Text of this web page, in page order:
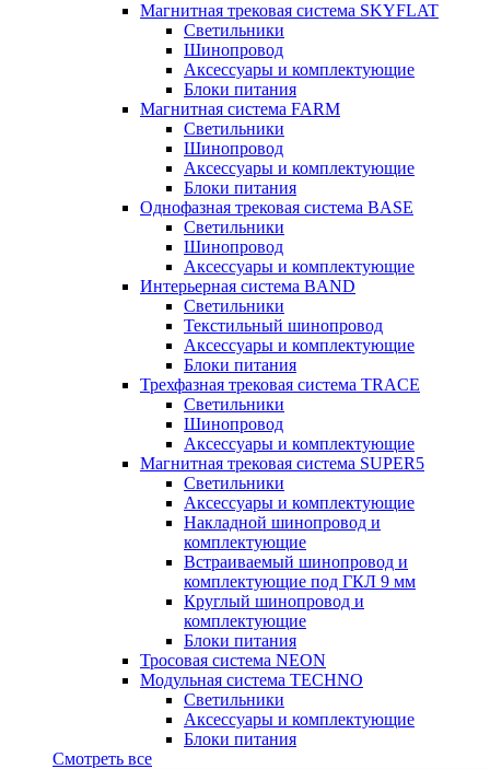
Магнитная трековая система SKYFLAT
Светильники
Шинопровод
Аксессуары и комплектующие
Блоки питания
Магнитная система FARM
Светильники
Шинопровод
Аксессуары и комплектующие
Блоки питания
Однофазная трековая система BASE
Светильники
Шинопровод
Аксессуары и комплектующие
Интерьерная система BAND
Светильники
Текстильный шинопровод
Аксессуары и комплектующие
Блоки питания
Трехфазная трековая система TRACE
Светильники
Шинопровод
Аксессуары и комплектующие
Магнитная трековая система SUPER5
Светильники
Аксессуары и комплектующие
Накладной шинопровод и
комплектующие
Встраиваемый шинопровод и
комплектующие под ГКЛ 9 мм
Круглый шинопровод и
комплектующие
Блоки питания
Тросовая система NEON
Модульная система TECHNO
Светильники
Аксессуары и комплектующие
Блоки питания
Смотреть все